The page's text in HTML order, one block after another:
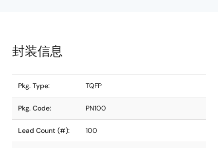
封装信息
Pkg. Type: TQFP
Pkg. Code: PN100
Lead Count (#): 100